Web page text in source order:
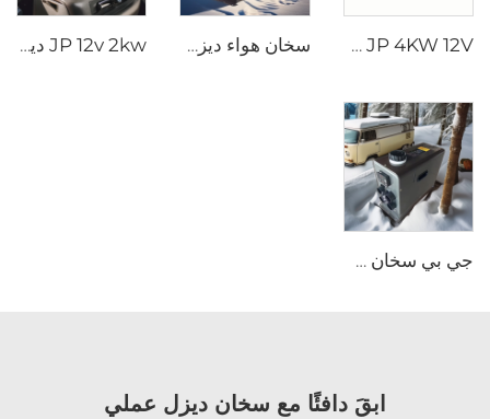
JP 4KW 12V سخان السيارة محرك وقود الوقود سخان وقود الوقود السفن سخان الديزل مماثل لـ Webasto سخان هواء ديزل جي بي كل شيء في واحد 12 فولت 24 فولت 2 كيلوواط جهاز تحكم شاشة LCD عن بعد للسيارة RV JP 12v 2kw ديزل هواء محطة وقوف السيارات المدفئة لمختلف السيارات مع تحكم LED في فصل الشتاء
جي بي سخان سيارات الديزل عالي الجودة 2kw جميعها في واحد سخان سيارات الديزل سخانات مواقف السيارات 12v 24v للسيارات شاحنة RV
ابقَ دافئًا مع سخان ديزل عملي